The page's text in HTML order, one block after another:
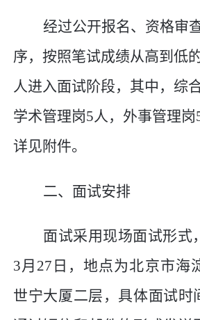
经过公开报名、资格审
序，按照笔试成绩从高到低
人进入面试阶段，其中， 综
学术管理岗5人， 外事管理岗
详见附件。
二、面试安排
面试采用现场面试形式
3月 27 日，地点为北京市海
世宁大厦二层 ，具体面试时